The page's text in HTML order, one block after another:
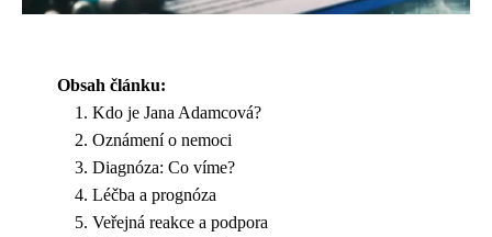
Obsah článku:
Kdo je Jana Adamcová?
Oznámení o nemoci
Diagnóza: Co víme?
Léčba a prognóza
Veřejná reakce a podpora